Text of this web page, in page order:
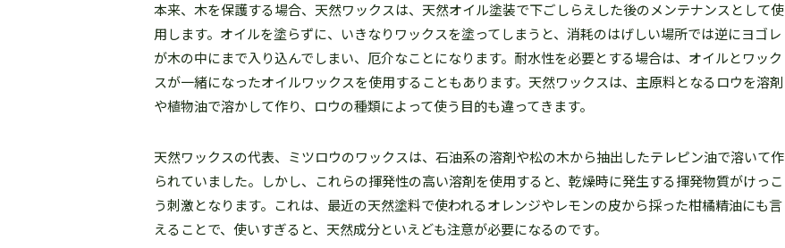
本来、木を保護する場合、天然ワックスは、天然オイル塗装で下ごしらえした後のメンテナンスとして使
用します。オイルを塗らずに、いきなりワックスを塗ってしまうと、消耗のはげしい場所では逆にヨゴレ
が木の中にまで入り込んでしまい、厄介なことになります。耐水性を必要とする場合は、オイルとワック
スが一緒になったオイルワックスを使用することもあります。天然ワックスは、主原料となるロウを溶剤
や植物油で溶かして作り、ロウの種類によって使う目的も違ってきます。
天然ワックスの代表、ミツロウのワックスは、石油系の溶剤や松の木から抽出したテレピン油で溶いて作
られていました。しかし、これらの揮発性の高い溶剤を使用すると、乾燥時に発生する揮発物質がけっこ
う刺激となります。これは、最近の天然塗料で使われるオレンジやレモンの皮から採った柑橘精油にも言
えることで、使いすぎると、天然成分といえども注意が必要になるのです。